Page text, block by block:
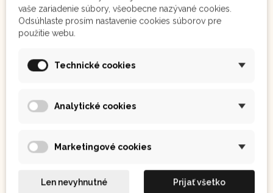
vaše zariadenie súbory, všeobecne nazývané cookies.
Odsúhlaste prosím nastavenie cookies súborov pre
použitie webu.
Technické cookies
Analytické cookies
Marketingové cookies
Len nevyhnutné Prijať všetko